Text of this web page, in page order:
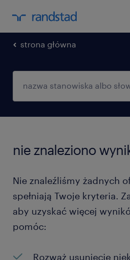
strona główna
nie znaleziono
Nie znaleźliśmy żadnych
spełniają Twoje kryteria.
aby uzyskać więcej
pomóc:
Rozważ usunięcie